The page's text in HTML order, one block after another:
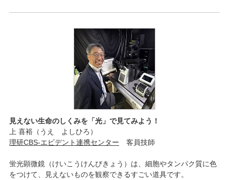
見えない生命のしくみを「光」で見てみよう！
上 喜裕（うえ よしひろ）
理研CBS-エビデント連携センター 客員技師
蛍光顕微鏡（けいこうけんびきょう）は、細胞やタンパク質に色
をつけて、見えないものを観察できるすごい道具です。